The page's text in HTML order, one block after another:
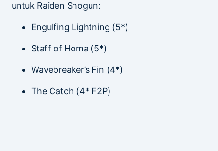
untuk Raiden Shogun:
Engulfing Lightning (5*)
Staff of Homa (5*)
Wavebreaker’s Fin (4*)
The Catch (4* F2P)